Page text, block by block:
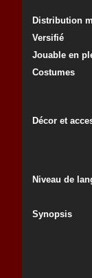
Distribution
Versifié
Jouable en
Costumes
Décor et
Niveau de
Synopsis